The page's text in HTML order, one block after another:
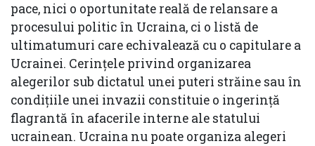
pace, nici o oportunitate reală de relansare a
procesului politic în Ucraina, ci o listă de
ultimatumuri care echivalează cu o capitulare a
Ucrainei. Cerințele privind organizarea
alegerilor sub dictatul unei puteri străine sau în
condițiile unei invazii constituie o ingerință
flagrantă în afacerile interne ale statului
ucrainean. Ucraina nu poate organiza alegeri